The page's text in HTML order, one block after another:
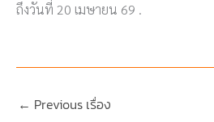
ถึงวันที่ 20 เมษายน 69 .
← Previous เรื่อง